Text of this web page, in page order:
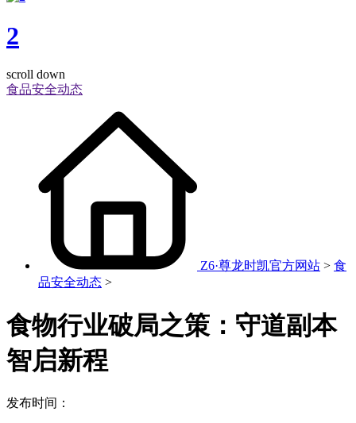
2
scroll down
食品安全动态
Z6·尊龙时凯官方网站 > 食
品安全动态 >
食物行业破局之策：守道副本
智启新程
发布时间：